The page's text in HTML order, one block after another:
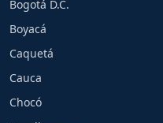
Bogotá D.C.
Boyacá
Caquetá
Cauca
Chocó